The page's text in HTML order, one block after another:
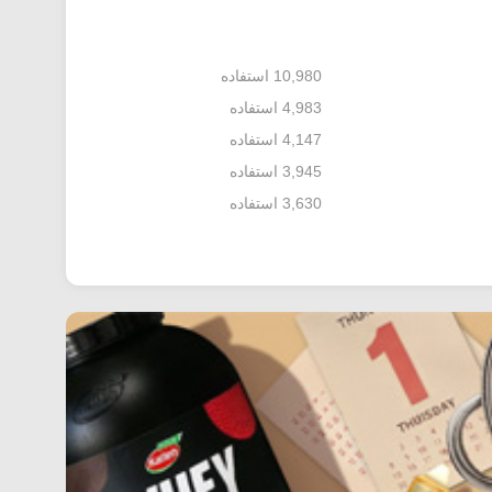
10,980 استفاده
4,983 استفاده
4,147 استفاده
3,945 استفاده
3,630 استفاده